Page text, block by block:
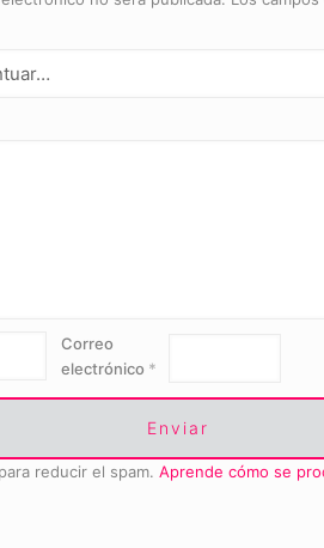
Correo
electrónico *
reducir el spam. Aprende cómo se